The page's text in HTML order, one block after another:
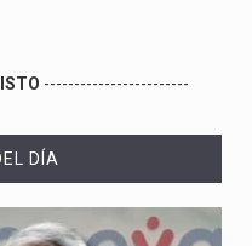
------------------------
DÍA